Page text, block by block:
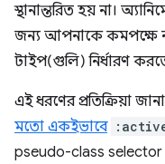
স্থানান্তরিত হয় না।
জন্য আপনাকে কমপক্ষে
টাইপ(গুলি) নির্ধারণ
এই ধরণের প্রতিক্রিয়া
মতো একইভাবে
pseudo-class selector